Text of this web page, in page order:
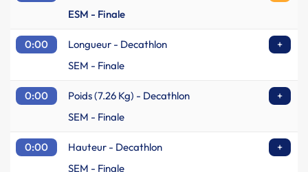
ESM - Finale
0:00 Longueur - Decathlon
+
SEM - Finale
0:00 Poids (7.26 Kg) - Decathlon
+
SEM - Finale
0:00 Hauteur - Decathlon
+
SEM - Finale